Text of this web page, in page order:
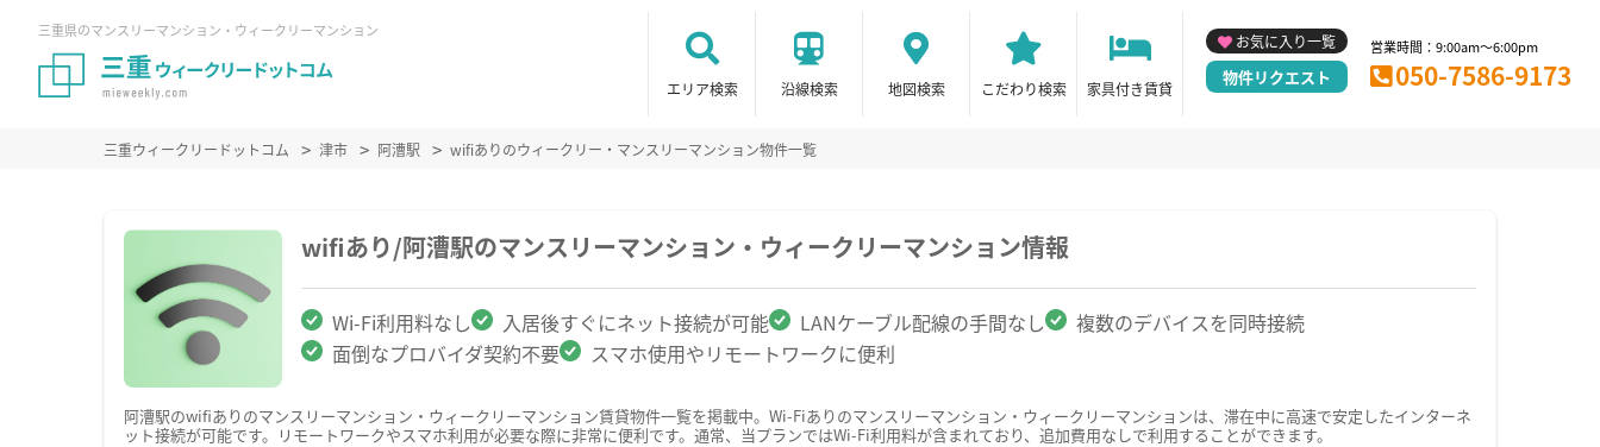
三重県のマンスリーマンション・ウィークリーマンション
エリア検索 沿線検索 地図検索 こだわり検索 家具付き賃貸
お気に入り一覧
物件リクエスト
営業時間：9:00am～6:00pm
050-7586-9173
三重ウィークリードットコム 津市 阿漕駅 wifiありのウィークリー・マンスリーマンション物件一覧
wifiあり/阿漕駅のマンスリーマンション・ウィークリーマンション情報
Wi-Fi利用料なし 入居後すぐにネット接続が可能 LANケーブル配線の手間なし
複数のデバイスを同時接続
面倒なプロバイダ契約不要
スマホ使用やリモートワークに便利
阿漕駅のwifiありのマンスリーマンション・ウィークリーマンション賃貸物件一覧を掲載中。Wi-Fiありのマンスリーマンション・ウィークリーマンションは、滞在中に高速で安定したインターネ
ット接続が可能です。リモートワークやスマホ利用が必要な際に非常に便利です。通常、当プランではWi-Fi利用料が含まれており、追加費用なしで利用することができます。